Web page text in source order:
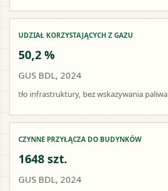
UDZIAŁ KORZYSTAJĄCYCH Z GAZU
50,2 %
GUS BDL, 2024
tło infrastruktury, bez wskazywania paliwa
CZYNNE PRZYŁĄCZA DO BUDYNKÓW
1648 szt.
GUS BDL, 2024